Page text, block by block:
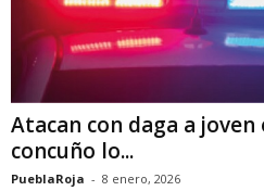
Atacan con daga a
concuño lo...
PueblaRoja - 8 enero, 2026